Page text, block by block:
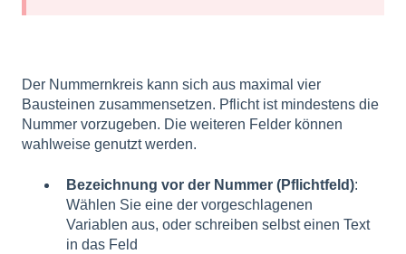
Der Nummernkreis kann sich aus maximal vier
Bausteinen zusammensetzen. Pflicht ist mindestens die
Nummer vorzugeben. Die weiteren Felder können
wahlweise genutzt werden.
Bezeichnung vor der Nummer (Pflichtfeld):
Wählen Sie eine der vorgeschlagenen
Variablen aus, oder schreiben selbst einen Text
in das Feld